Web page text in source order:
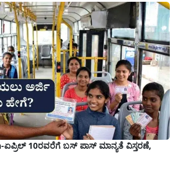
ಏಪ್ರಿಲ್ 10ರವರೆಗೆ ಬಸ್ ಪಾಸ್ ಮಾನ್ಯತೆ ವಿಸ್ತರಣೆ,